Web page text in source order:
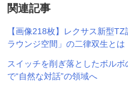
関連記事
【画像218枚】レクサス新型
ラウンジ空間」の二律双生とは
スイッチを削ぎ落としたボル
で“自然な対話”の領域へ